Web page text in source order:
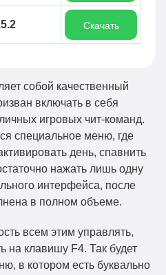
Скачать
собой качественный
включать в себя
игровых чит-команд.
специальное меню, где
день, спавнить
нажать лишь одну
интерфейса, после
в полном объеме.
всем этим управлять,
на клавишу F4. Так будет
в котором есть буквально